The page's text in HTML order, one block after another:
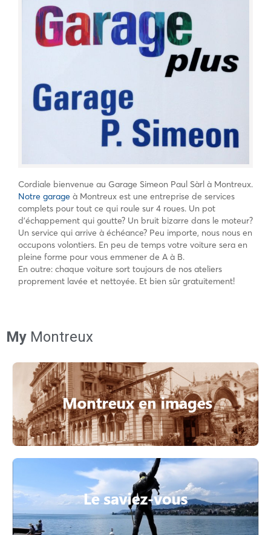
Cordiale bienvenue au Garage Simeon Paul Sàrl à Montreux.
Notre garage à Montreux est une entreprise de services
complets pour tout ce qui roule sur 4 roues. Un pot
d’échappement qui goutte? Un bruit bizarre dans le moteur?
Un service qui arrive à échéance? Peu importe, nous nous en
occupons volontiers. En peu de temps votre voiture sera en
pleine forme pour vous emmener de A à B.
En outre: chaque voiture sort toujours de nos ateliers
proprement lavée et nettoyée. Et bien sûr gratuitement!
My Montreux